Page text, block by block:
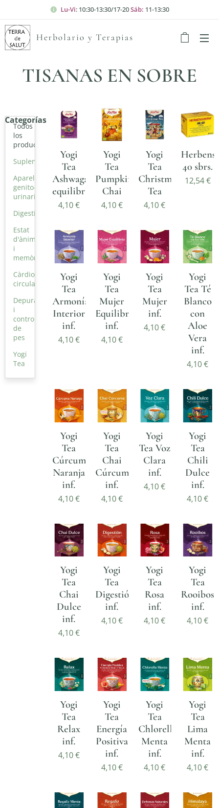
Lu-Vi: 10:30-13:30/17-20Sáb: 11-13:30
Herbolario y Terapias
TISANAS EN SOBRE
Categorías
Todos
los
productos
Suplementació
Aparell
genito-
urinari
Digestius
Estat
d'ànim
i
memòria
Càrdio-
circulatoris
Depuratius
i
control
de
pes
Yogi
Tea
Yogi
Tea
Ashwagandha
equilibrio
4,10€
Yogi
Tea
Pumpkin
Chai
4,10€
Yogi
Tea
Christmas
Tea
4,10€
40 sbrs.
12,54€
Yogi
Tea
Armonía
Interior
inf.
4,10€
Yogi
Tea
Mujer
Equilibrio
inf.
4,10€
Yogi
Tea
Mujer
inf.
4,10€
Yogi
Tea Té
Blanco
con
Aloe
Vera
inf.
4,10€
Yogi
Tea
Cúrcuma
Naranja
inf.
4,10€
Yogi
Tea
Chai
Cúrcuma
inf.
4,10€
Yogi
Tea Voz
Clara
inf.
4,10€
Yogi
Tea
Chili
Dulce
inf.
4,10€
Yogi
Tea
Chai
Dulce
inf.
4,10€
Yogi
Tea
Digestión
inf.
4,10€
Yogi
Tea
Rosa
inf.
4,10€
Yogi
Tea
Rooibos
inf.
4,10€
Yogi
Tea
Relax
inf.
4,10€
Yogi
Tea
Energía
Positiva
inf.
4,10€
Yogi
Tea
Chlorella
Menta
inf.
4,10€
Yogi
Tea
Lima
Menta
inf.
4,10€